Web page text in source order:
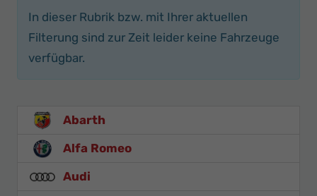
In dieser Rubrik bzw. mit Ihrer aktuellen
Filterung sind zur Zeit leider keine Fahrzeuge
verfügbar.
Abarth
Alfa Romeo
Audi